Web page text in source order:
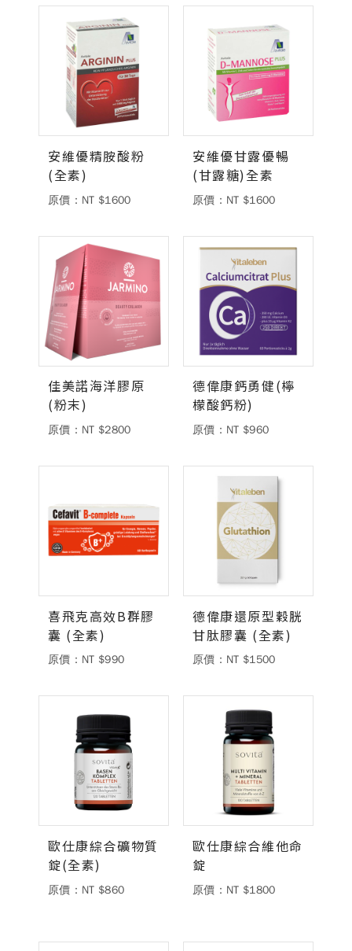
安維優精胺酸粉
(全素)
原價：NT $1600
安維優甘露優暢
(甘露糖)全素
原價：NT $1600
佳美諾海洋膠原
(粉末)
原價：NT $2800
德偉康鈣勇健(檸
檬酸鈣粉)
原價：NT $960
喜飛克高效B群膠
囊 (全素)
原價：NT $990
德偉康還原型穀胱
甘肽膠囊 (全素)
原價：NT $1500
歐仕康綜合礦物質
錠(全素)
原價：NT $860
歐仕康綜合維他命
錠
原價：NT $1800